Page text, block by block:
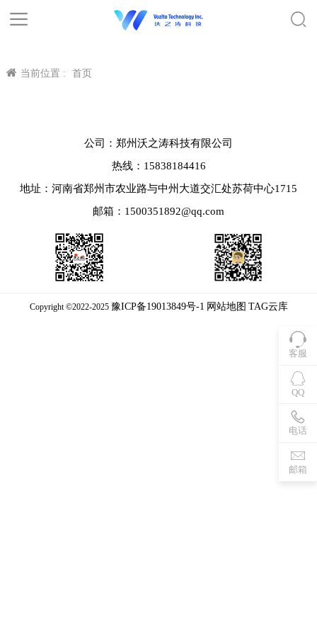
当前位置 : 首页
客服
QQ
电话
邮箱
公司：郑州沃之涛科技有限公司
热线：15838184416
地址：河南省郑州市农业路与中州大道交汇处苏荷中心1715
邮箱：1500351892@qq.com
Copyright ©2022-2025 豫ICP备19013849号-1 网站地图 TAG云库